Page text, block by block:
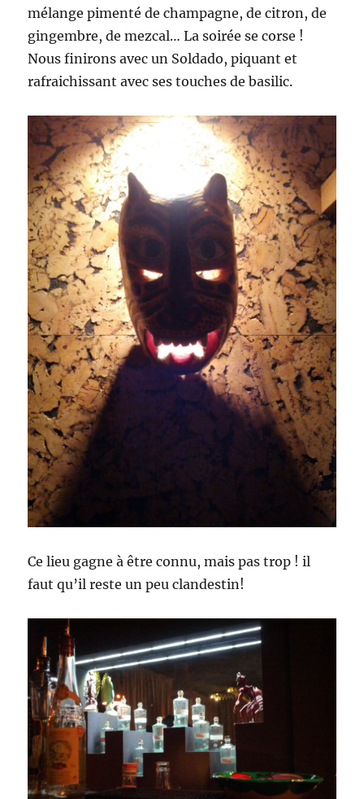
mélange pimenté de champagne, de citron, de
gingembre, de mezcal… La soirée se corse !
Nous finirons avec un Soldado, piquant et
rafraichissant avec ses touches de basilic.
Ce lieu gagne à être connu, mais pas trop ! il
faut qu’il reste un peu clandestin!